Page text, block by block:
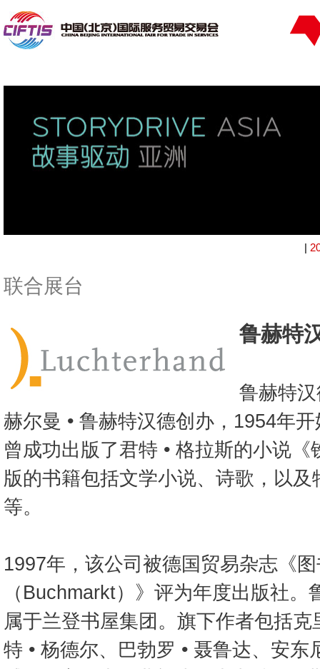
|
联合展台
鲁赫特
鲁赫特
赫尔曼 • 鲁赫特汉德创办，1954年
曾成功出版了君特 • 格拉斯的小说
版的书籍包括文学小说、诗歌，以
等。
1997年，该公司被德国贸易杂志《
（Buchmarkt）》评为年度出版社
属于兰登书屋集团。旗下作者包括克
特 • 杨德尔、巴勃罗 • 聂鲁达、安东